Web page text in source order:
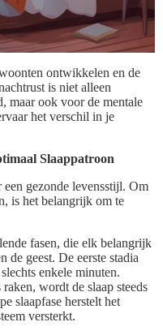
ontwikkelen en de
is niet alleen
maar ook voor de mentale
het verschil in je
Slaappatroon
een gezonde levensstijl. Om
is het belangrijk om te
fasen, die elk belangrijk
de geest. De eerste stadia
enkele minuten.
wordt de slaap steeds
slaapfase herstelt het
versterkt.